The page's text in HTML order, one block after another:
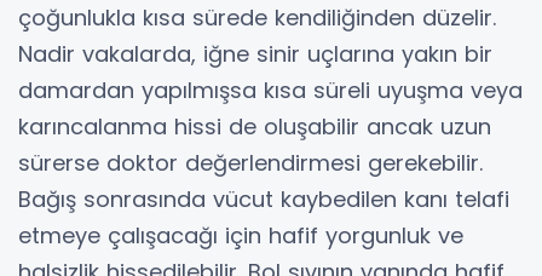
çoğunlukla kısa sürede kendiliğinden düzelir.
Nadir vakalarda, iğne sinir uçlarına yakın bir
damardan yapılmışsa kısa süreli uyuşma veya
karıncalanma hissi de oluşabilir ancak uzun
sürerse doktor değerlendirmesi gerekebilir.
Bağış sonrasında vücut kaybedilen kanı telafi
etmeye çalışacağı için hafif yorgunluk ve